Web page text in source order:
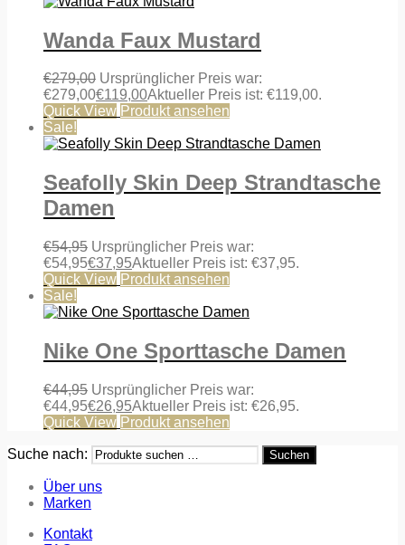
Wanda Faux Mustard
€279,00 Ursprünglicher Preis war:
€279,00€119,00Aktueller Preis ist: €119,00.
Quick View Produkt ansehen
Sale!
Seafolly Skin Deep Strandtasche
Damen
€54,95 Ursprünglicher Preis war:
€54,95€37,95Aktueller Preis ist: €37,95.
Quick View Produkt ansehen
Sale!
Nike One Sporttasche Damen
€44,95 Ursprünglicher Preis war:
€44,95€26,95Aktueller Preis ist: €26,95.
Quick View Produkt ansehen
Suche nach: Suchen
Über uns
Marken
Kontakt